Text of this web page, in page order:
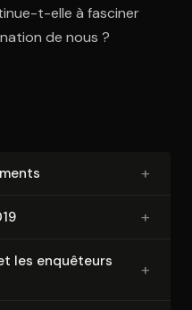
t-elle à fasciner
de nous ?
+
+
les enquêteurs
+